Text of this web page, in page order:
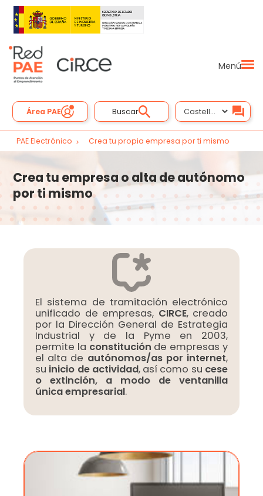
Área PAE Buscar
Menú
PAE Electrónico Crea tu propia empresa por ti mismo
Crea tu empresa o alta de autónomo
por ti mismo
El sistema de tramitación electrónico
unificado de empresas, CIRCE, creado
por la Dirección General de Estrategia
Industrial y de la Pyme en 2003,
permite la constitución de empresas y
el alta de autónomos/as por internet,
su inicio de actividad, así como su cese
o extinción, a modo de ventanilla
única empresarial.